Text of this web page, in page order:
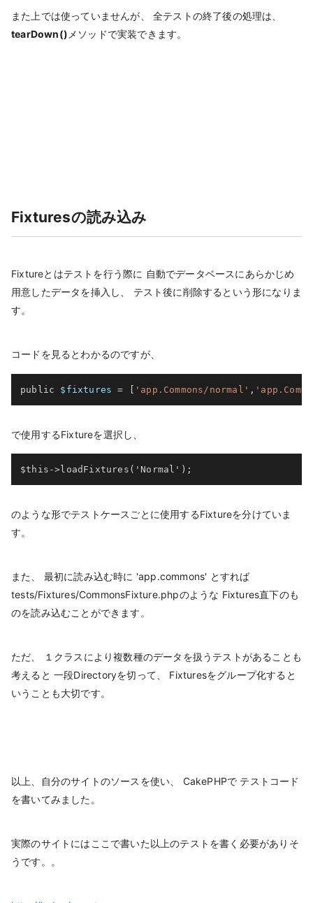
また上では使っていませんが、 全テストの終了後の処理は、
tearDown() メソッドで実装できます。
Fixturesの読み込み
Fixtureとはテストを行う際に 自動でデータベースにあらかじめ
用意したデータを挿入し、 テスト後に削除するという形になりま
す。
コードを見るとわかるのですが、
public $fixtures = 'app.Commons/normal' ,
で使用するFixtureを選択し、
$this->loadFixtures('Normal');
のような形でテストケースごとに使用するFixtureを分けていま
す。
また、 最初に読み込む時に 'app.commons' とすれば
tests/Fixtures/CommonsFixture.phpのような Fixtures直下のも
のを読み込むことができます。
ただ、 １クラスにより複数種のデータを扱うテストがあることも
考えると 一段Directoryを切って、 Fixturesをグループ化すると
いうことも大切です。
以上、自分のサイトのソースを使い、 CakePHPで テストコード
を書いてみました。
実際のサイトにはここで書いた以上のテストを書く必要がありそ
うです。。